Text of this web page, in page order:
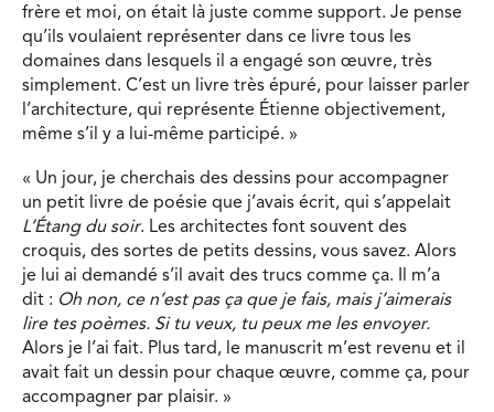
frère et moi, on était là juste comme support. Je pense
qu’ils voulaient représenter dans ce livre tous les
domaines dans lesquels il a engagé son œuvre, très
simplement. C’est un livre très épuré, pour laisser parler
l’architecture, qui représente Étienne objectivement,
même s’il y a lui-même participé. »
« Un jour, je cherchais des dessins pour accompagner
un petit livre de poésie que j’avais écrit, qui s’appelait
L’Étang du soir. Les architectes font souvent des
croquis, des sortes de petits dessins, vous savez. Alors
je lui ai demandé s’il avait des trucs comme ça. Il m’a
dit : Oh non, ce n’est pas ça que je fais, mais j’aimerais
lire tes poèmes. Si tu veux, tu peux me les envoyer.
Alors je l’ai fait. Plus tard, le manuscrit m’est revenu et il
avait fait un dessin pour chaque œuvre, comme ça, pour
accompagner par plaisir. »